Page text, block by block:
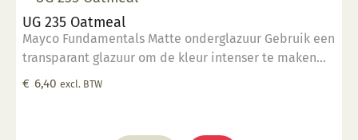
UG 235 Oatmeal
Mayco Fundamentals Matte onderglazuur Gebruik een
transparant glazuur om de kleur intenser te maken
Geschikt voor gebruiksgoed mits er een transparant
€ 6,40 excl. BTW